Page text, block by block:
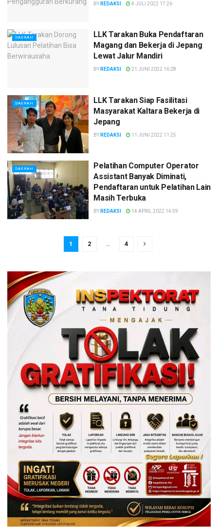
BY REDAKSI 4 JULI 2022 17:26
DAERAH
LLK Tarakan Buka Pendaftaran
Magang dan Bekerja di Jepang
Lewat Jalur Mandiri
BY REDAKSI 21 JUNI 2022 16:28
DAERAH
LLK Tarakan Siap Fasilitasi
Masyarakat Kaltara Bekerja di
Jepang
BY REDAKSI 11 JUNI 2022 11:25
DAERAH
Pelatihan Computer Operator
Assistant Banyak Diminati,
Pendaftaran untuk Pelatihan Lain
Masih Terbuka
BY REDAKSI 14 APRIL 2022 14:59
1 2 4